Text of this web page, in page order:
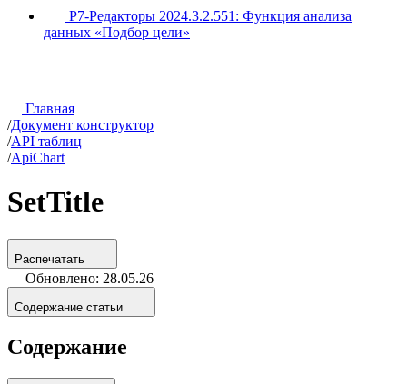
Р7-Редакторы 2024.3.2.551: Функция анализа
данных «Подбор цели»
Главная
/Документ конструктор
/API таблиц
/ApiChart
SetTitle
Распечатать
Обновлено: 28.05.26
Содержание статьи
Содержание